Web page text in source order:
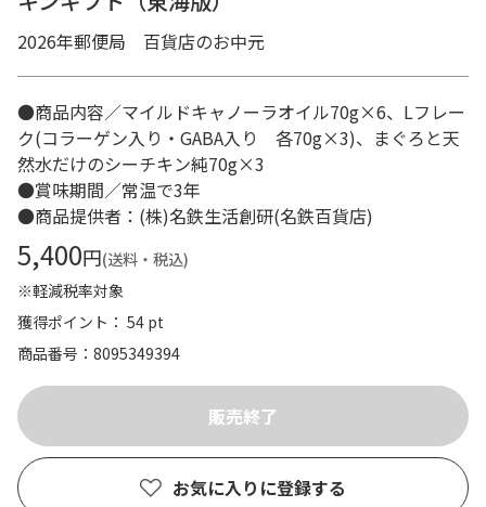
2026年郵便局 百貨店のお中元
●商品内容／マイルドキャノーラオイル70g×6、Lフレー
ク(コラーゲン入り・GABA入り 各70g×3)、まぐろと天
然水だけのシーチキン純70g×3
●賞味期間／常温で3年
●商品提供者：(株)名鉄生活創研(名鉄百貨店)
5,400円(送料・税込)
※軽減税率対象
獲得ポイント： 54 pt
商品番号
8095349394
お気に入りに登録する